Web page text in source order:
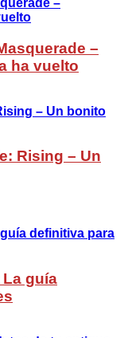
–
ha vuelto
Rising – Un
La guía